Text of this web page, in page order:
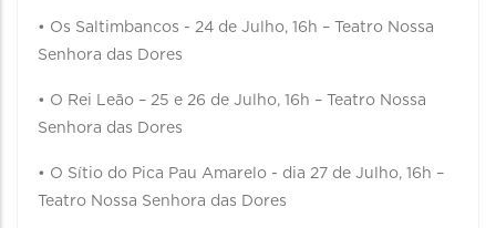
• Os Saltimbancos - 24 de Julho, 16h – Teatro Nossa
Senhora das Dores
• O Rei Leão – 25 e 26 de Julho, 16h – Teatro Nossa
Senhora das Dores
• O Sítio do Pica Pau Amarelo - dia 27 de Julho, 16h –
Teatro Nossa Senhora das Dores